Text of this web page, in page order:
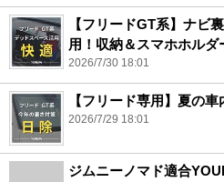
【フリードGT系】ナビ
用！収納＆スマホホルダ
2026/7/30 18:01
【フリード専用】夏の車
2026/7/29 18:01
ジムニーノマド適合